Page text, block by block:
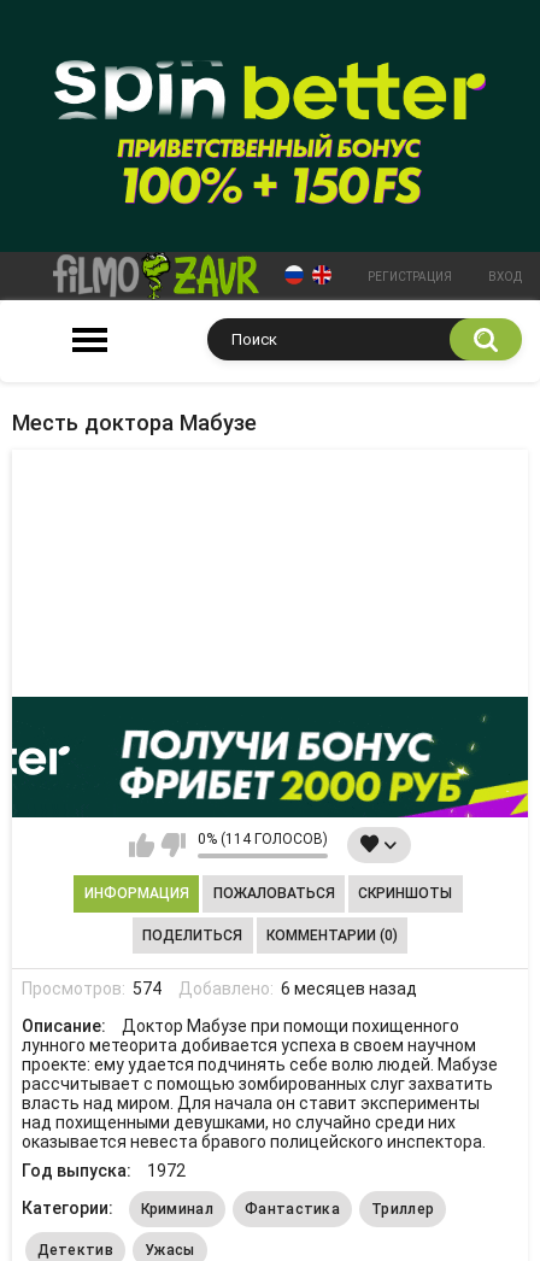
РЕГИСТРАЦИЯ ВХОД
Месть доктора Мабузе
0% (114 ГОЛОСОВ)
ИНФОРМАЦИЯ ПОЖАЛОВАТЬСЯ СКРИНШОТЫ
ПОДЕЛИТЬСЯ КОММЕНТАРИИ (0)
Просмотров: 574 Добавлено: 6 месяцев назад
Описание:
Доктор Мабузе при помощи похищенного
лунного метеорита добивается успеха в своем научном
проекте: ему удается подчинять себе волю людей. Мабузе
рассчитывает с помощью зомбированных слуг захватить
власть над миром. Для начала он ставит эксперименты
над похищенными девушками, но случайно среди них
оказывается невеста бравого полицейского инспектора.
Год выпуска:
1972
Категории:
Криминал Фантастика Триллер
Детектив Ужасы